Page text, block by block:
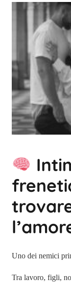
Uno dei nemici
Tra lavoro, figli,